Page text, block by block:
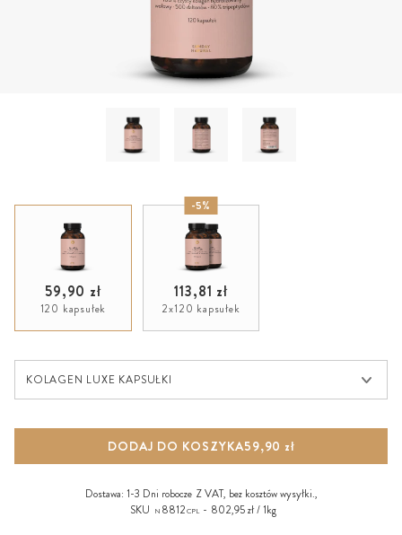
59,90 zł
120 kapsułek
-5%
113,81 zł
2x120 kapsułek
KOLAGEN LUXE KAPSUŁKI
DODAJ DO KOSZYKA59,90 zł
Dostawa: 1-3 Dni robocze Z VAT, bez kosztów wysyłki.,
SKU
N 8812CPL 802,95 zł / 1kg